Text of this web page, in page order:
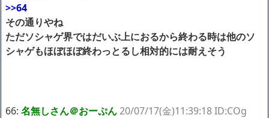
>>64
その通りやね
ただソシャゲ界ではだいぶ上におるから終わる時は他のソ
シャゲもほぼほぼ終わっとるし相対的には耐えそう
66: 名無しさん＠おーぷん20/07/17(金)11:39:18 ID:COg